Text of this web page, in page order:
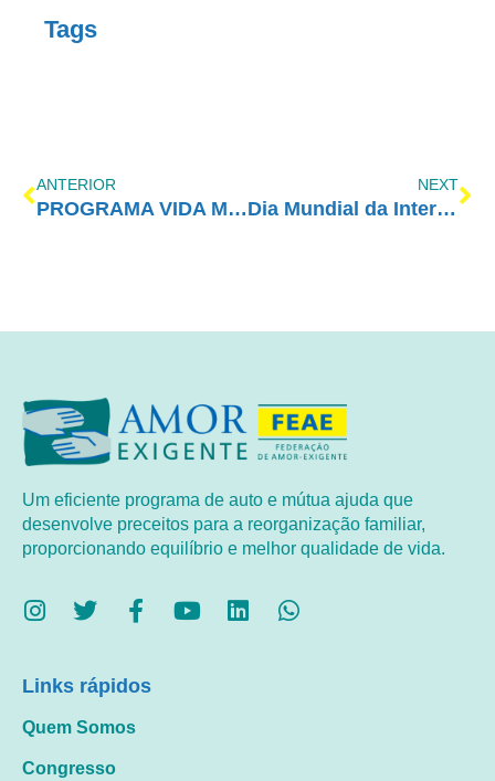
Tags
ANTERIOR
PROGRAMA VIDA MELHOR – REDEVIDA – 22/01/2018
NEXT
Dia Mundial da Internet Segura
Um eficiente programa de auto e mútua ajuda que
desenvolve preceitos para a reorganização familiar,
proporcionando equilíbrio e melhor qualidade de vida.
Links rápidos
Quem Somos
Congresso